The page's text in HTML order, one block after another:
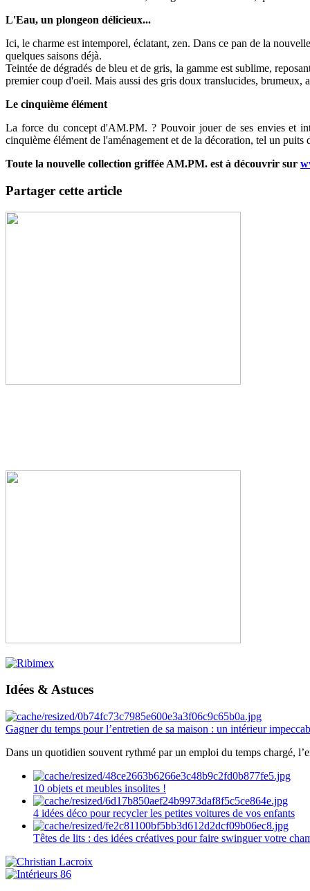
L'Eau, un plongeon délicieux...
Ici, le charme est intemporel, éclatant, zen. Dans ce pan de la
quelques saisons déjà.
Teintée de dégradés de bleu et de gris, la gamme est sublime,
premier coup d'oeil. Mais aussi des gris doux translucides, brumeux,
Le cinquième élément
La force du concept d'AM.PM. ? Pouvoir jouer de ses envies et
cinquième élément de l'aménagement et de la décoration, tel un
Toute la nouvelle collection griffée AM.PM. est à découvrir sur
Partager cette article
Idées & Astuces
Gagner du temps pour l’entretien de sa maison : un intérieur
Dans un quotidien souvent rythmé par un emploi du temps chargé,
10 objets et meubles insolites !
4 idées déco pour recycler les petites voitures de vos enfants
Têtes de lits : des idées créatives pour faire swinguer votre